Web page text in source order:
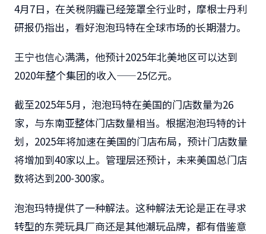
4月7日，在关税阴霾已经笼罩全行业时，摩根士丹利
研报仍指出，看好泡泡玛特在全球市场的长期潜力。
王宁也信心满满，他预计2025年北美地区可以达到
2020年整个集团的收入——25亿元。
截至2025年5月，泡泡玛特在美国的门店数量为26
家，与东南亚整体门店数量相当。根据泡泡玛特的计
划，2025年将加速在美国的门店布局，预计门店数量
将增加到40家以上。管理层还预计，未来美国总门店
数将达到200-300家。
泡泡玛特提供了一种解法。这种解法无论是正在寻求
转型的东莞玩具厂商还是其他潮玩品牌，都有借鉴意